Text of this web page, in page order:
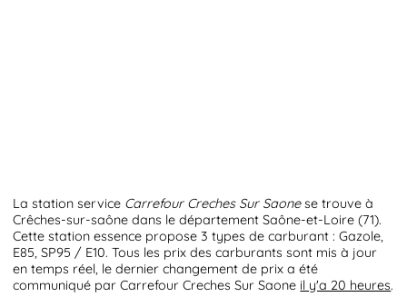
La station service Carrefour Creches Sur Saonese trouve à
Crêches-sur-saône dans le département Saône-et-Loire (71).
Cette station essence propose 3 types de carburant : Gazole,
E85, SP95 / E10. Tous les prix des carburants sont mis à jour
en temps réel, le dernier changement de prix a été
communiqué par Carrefour Creches Sur Saone il y'a 20 heures.